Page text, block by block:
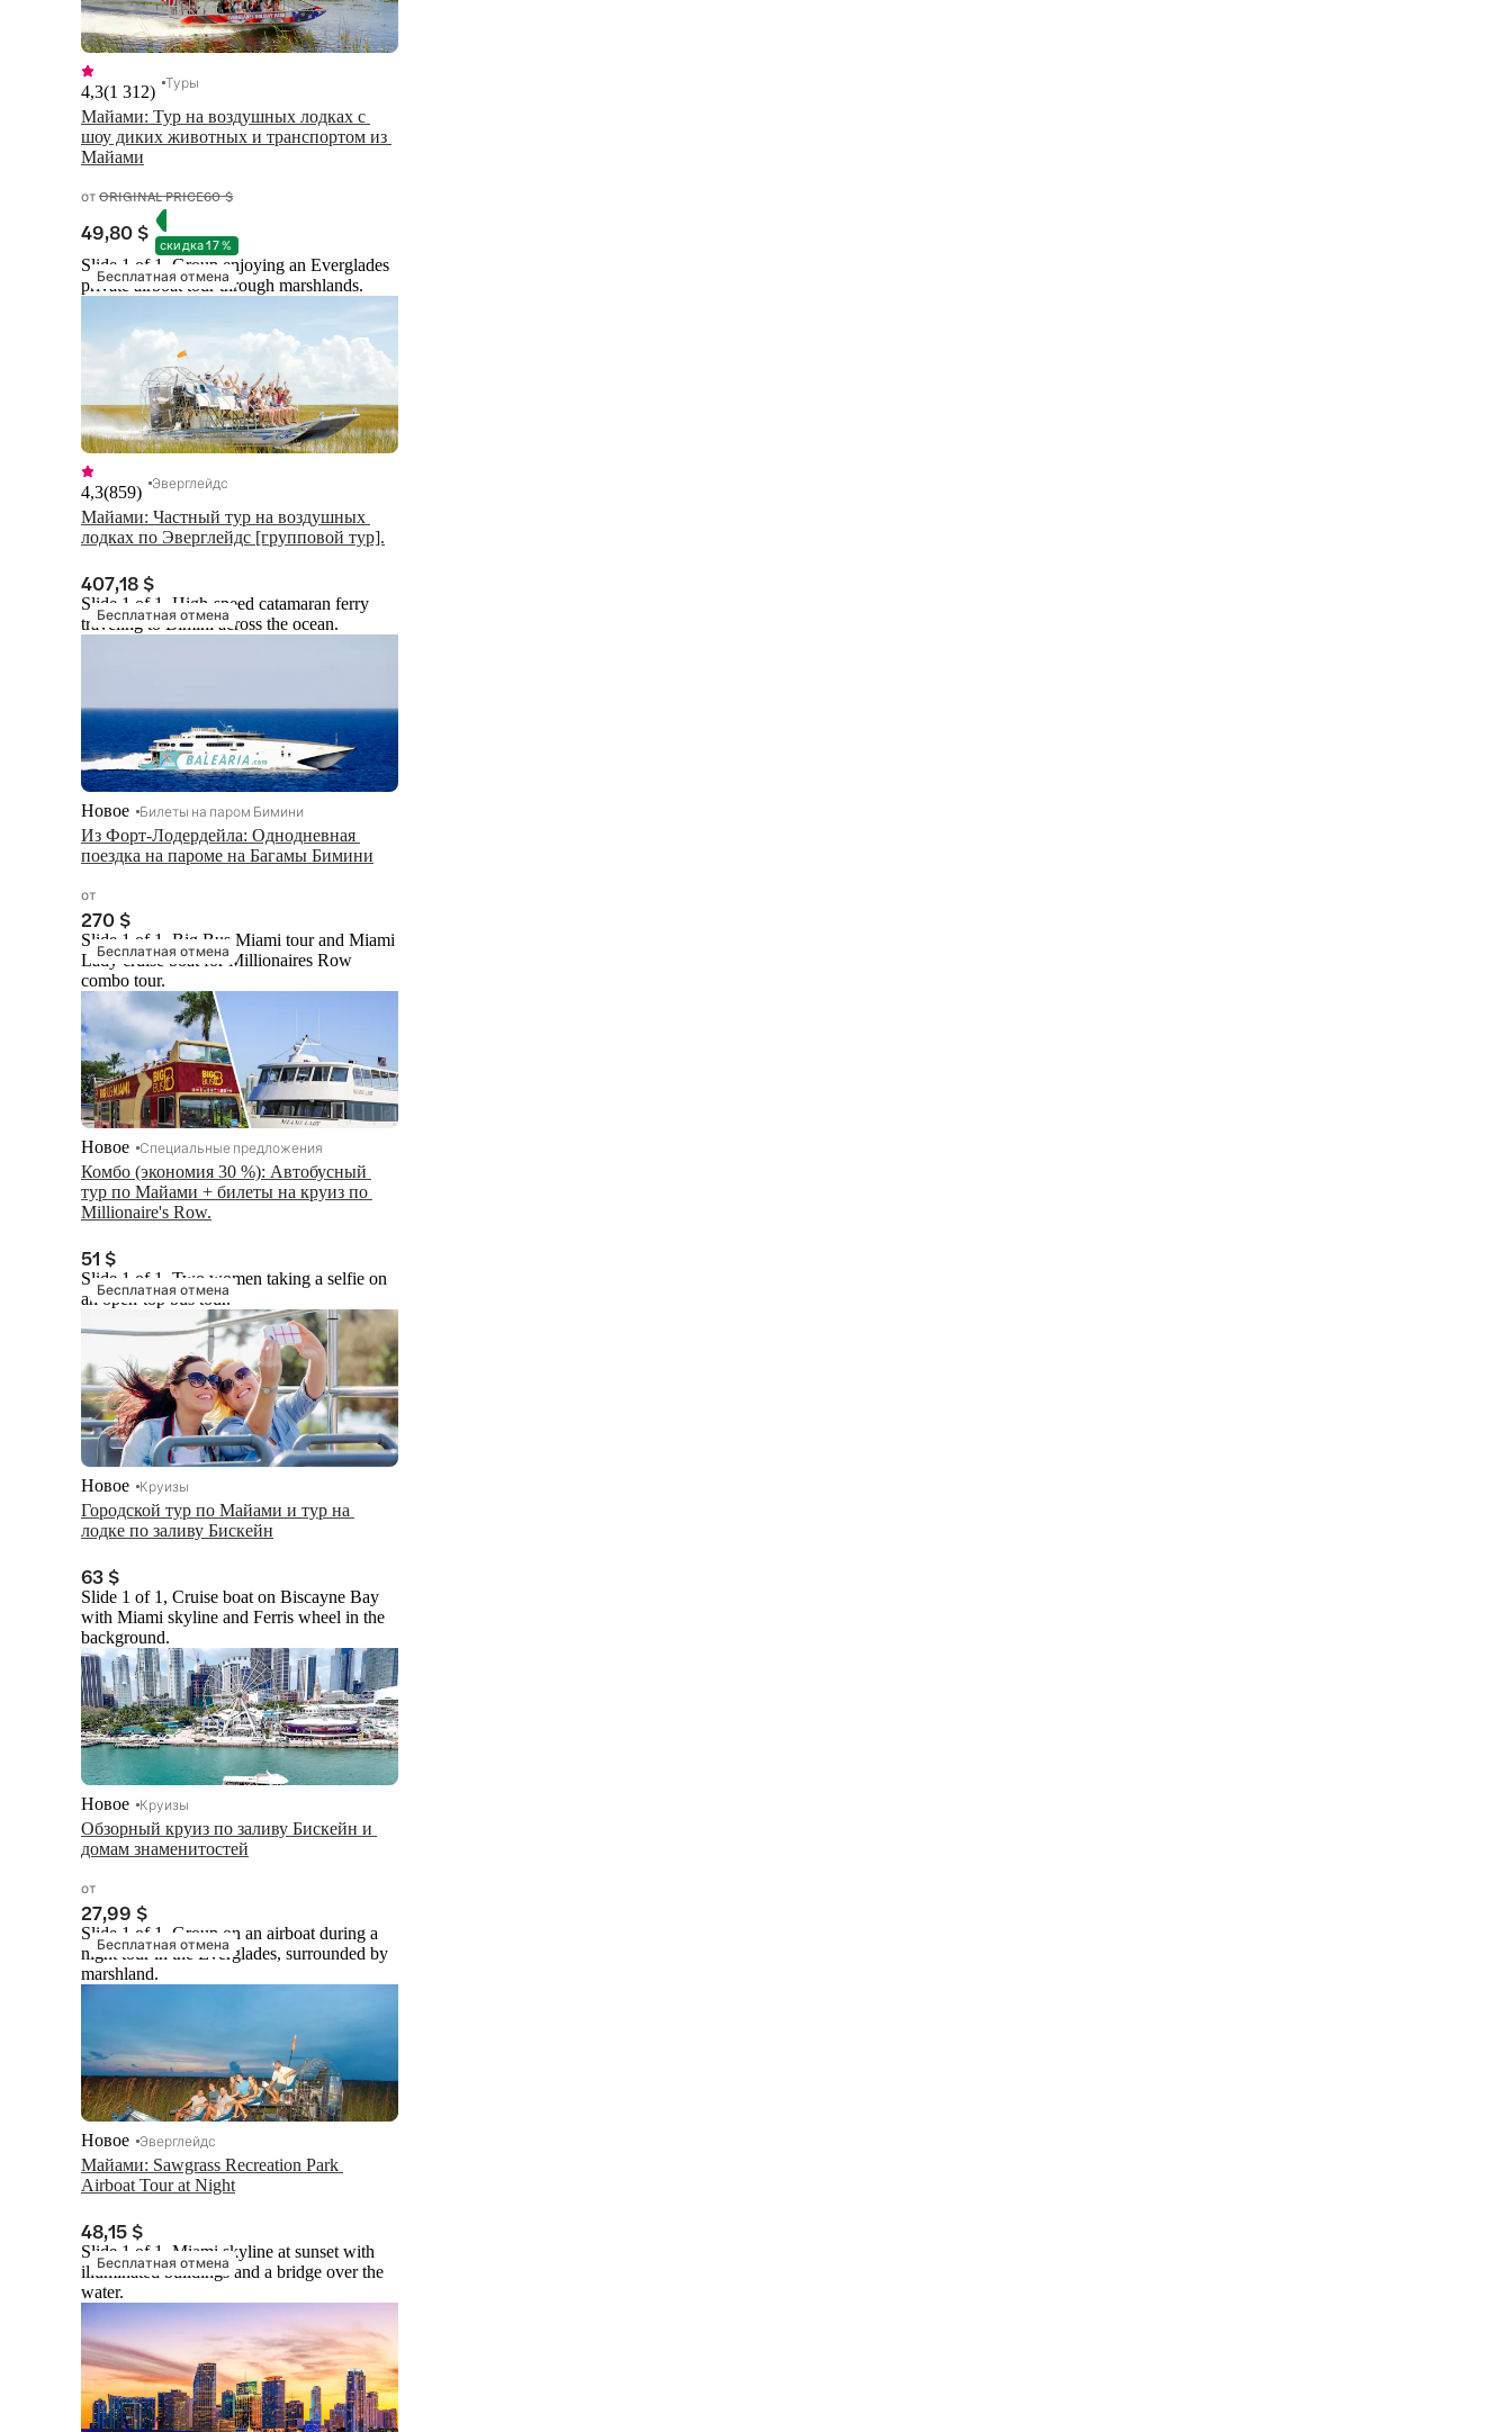
Майами: Тур на воздушных лодках с
шоу диких животных и транспортом из
Майами
4,3(1 312) Туры
отORIGINAL PRICE60 $
49,80 $ скидка 17 %
Бесплатная отмена
Slide 1 of 1, Group enjoying an Everglades
private airboat tour through marshlands.
Майами: Частный тур на воздушных
лодках по Эверглейдс [групповой тур].
4,3(859) Эверглейдс
407,18 $
Бесплатная отмена
Slide 1 of 1, High-speed catamaran ferry
traveling to Bimini across the ocean.
Из Форт-Лодердейла: Однодневная
поездка на пароме на Багамы Бимини
Новое Билеты на паром Бимини
от
270 $
Бесплатная отмена
Slide 1 of 1, Big Bus Miami tour and Miami
Lady cruise boat for Millionaires Row
combo tour.
Комбо (экономия 30 %): Автобусный
тур по Майами + билеты на круиз по
Millionaire's Row.
Новое Специальные предложения
51 $
Бесплатная отмена
Slide 1 of 1, Two women taking a selfie on
an open-top bus tour.
Городской тур по Майами и тур на
лодке по заливу Бискейн
Новое Круизы
63 $
Slide 1 of 1, Cruise boat on Biscayne Bay
with Miami skyline and Ferris wheel in the
background.
Обзорный круиз по заливу Бискейн и
домам знаменитостей
Новое Круизы
от
27,99 $
Бесплатная отмена
Slide 1 of 1, Group on an airboat during a
night tour in the Everglades, surrounded by
marshland.
Майами: Sawgrass Recreation Park
Airboat Tour at Night
Новое Эверглейдс
48,15 $
Бесплатная отмена
Slide 1 of 1, Miami skyline at sunset with
illuminated buildings and a bridge over the
water.